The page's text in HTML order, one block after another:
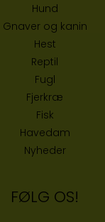
Hund
Gnaver og kanin
Hest
Reptil
Fugl
Fjerkræ
Fisk
Havedam
Nyheder
FØLG OS!